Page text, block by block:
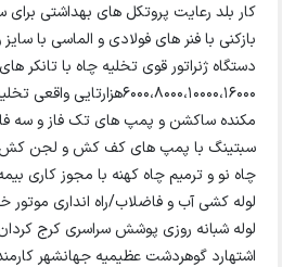
کار بلد رعایت پروتکل های بهداشتی برای
بازکنی با فنر های فولادی و الماسی با
دستگاه ژنراتور قوی تخلیه چاه با تانکر
مکنده ساکشن و پمپ های تک فاز و سه
سبتینگ با پمپ های کف کش و لجن کش
چاه نو و ترمیم چاه کهنه با مجوز کاری
لوله کشی آب و فاضلاب/راه انداری موتور
لوله شبانه روزی پوشش سراسری کرج